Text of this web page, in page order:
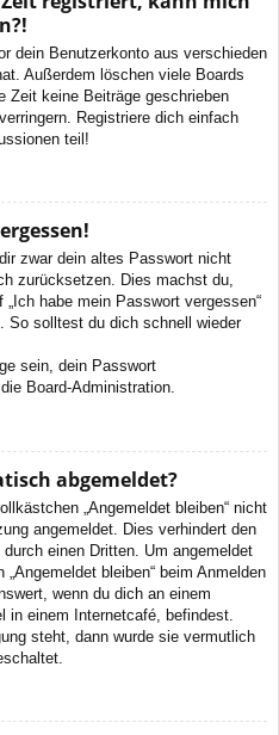
dein Benutzerkonto aus verschieden
Außerdem löschen viele Boards
Zeit keine Beiträge geschrieben
Registriere dich einfach
teil!
zwar dein altes Passwort nicht
zurücksetzen. Dies machst du,
habe mein Passwort vergessen“
So solltest du dich schnell wieder
sein, dein Passwort
Board-Administration.
abgemeldet?
„Angemeldet bleiben“ nicht
angemeldet. Dies verhindert den
einen Dritten. Um angemeldet
bleiben“ beim Anmelden
wenn du dich an einem
in einem Internetcafé, befindest.
steht, dann wurde sie vermutlich